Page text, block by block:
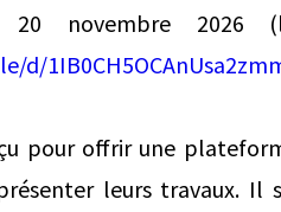
novembre 2026
d/
pour offrir une
leurs travaux.